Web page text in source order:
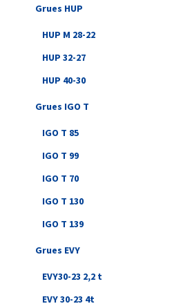
Grues HUP
HUP M 28-22
HUP 32-27
HUP 40-30
Grues IGO T
IGO T 85
IGO T 99
IGO T 70
IGO T 130
IGO T 139
Grues EVY
EVY30-23 2,2 t
EVY 30-23 4t